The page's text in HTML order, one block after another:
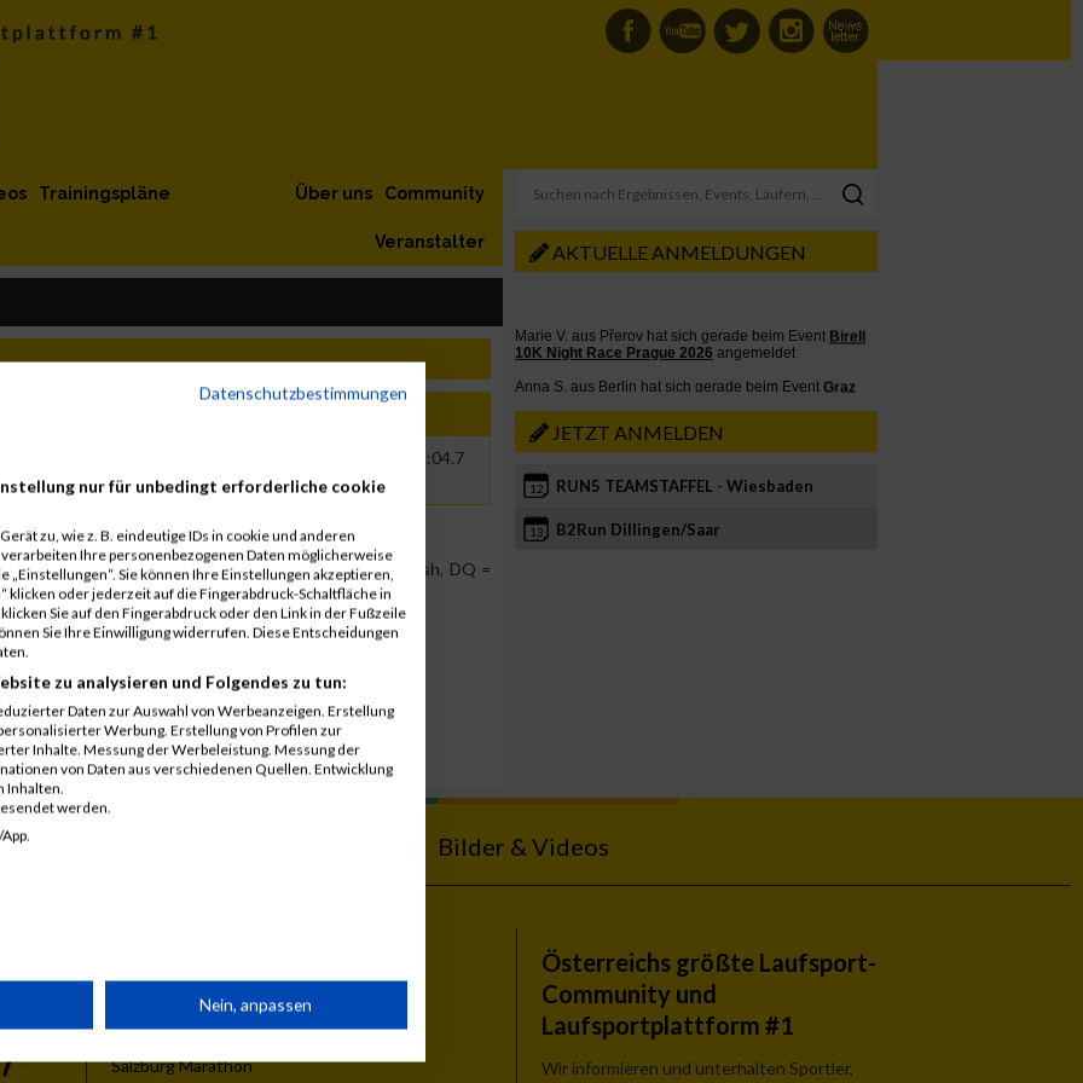
Trainingspläne Community
Über uns
Veranstalter
00:25:04.7
Position, DNS = Did not start, DNF = Did not finish, DQ =
AKTUELLE ANMELDUNGEN
JETZT ANMELDEN
12 RUN5 TEAMSTAFFEL - Wiesbaden
13 B2Run Dillingen/Saar
Bilder & Videos
Vienna City Marathon
Salzburg Marathon
Österreichs größte Laufsport-
Community und
Laufsportplattform #1
Wir informieren und unterhalten Sportler,
Datenschutzbestimmungen
nur für unbedingt erforderliche cookie
zu, wie z. B. eindeutige IDs in cookie und anderen
Ihre personenbezogenen Daten möglicherweise
Sie können Ihre Einstellungen akzeptieren,
klicken oder jederzeit auf die Fingerabdruck-Schaltfläche in
Sie auf den Fingerabdruck oder den Link in der Fußzeile
Sie Ihre Einwilligung widerrufen. Diese Entscheidungen
zu analysieren und Folgendes zu tun:
Daten zur Auswahl von Werbeanzeigen. Erstellung
Werbung. Erstellung von Profilen zur
Inhalte. Messung der Werbeleistung. Messung der
von Daten aus verschiedenen Quellen. Entwicklung
Inhalten.
werden.
Nein, anpassen